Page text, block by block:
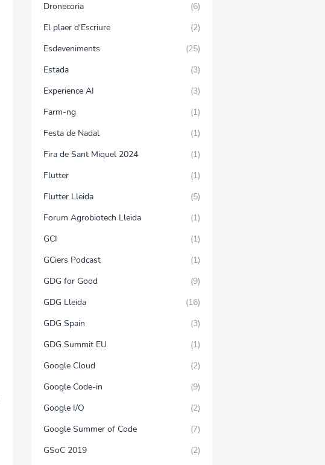
Dronecoria
(6)
El plaer d'Escriure
(2)
Esdeveniments
(25)
Estada
(3)
Experience AI
(3)
Farm-ng
(1)
Festa de Nadal
(1)
Fira de Sant Miquel 2024
(1)
Flutter
(1)
Flutter Lleida
(5)
Forum Agrobiotech Lleida
(1)
GCI
(1)
GCiers Podcast
(1)
GDG for Good
(9)
GDG Lleida
(16)
GDG Spain
(3)
GDG Summit EU
(1)
Google Cloud
(2)
Google Code-in
(9)
Google I/O
(2)
Google Summer of Code
(7)
GSoC 2019
(2)